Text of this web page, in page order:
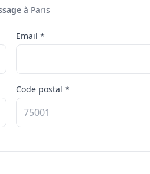
à Paris
Email *
Code postal *